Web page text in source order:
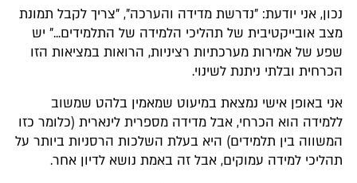
נכון, אני יודעת: "נדרשת מדידה והערכה", "צריך לקבל תמונת
מצב אובייקטיבית של תהליכי הלמידה של התלמידים..." יש
שפע של אמירות מערכתיות רציניות, הרואות במציאות הזו
הכרחית ובלתי ניתנת לשינוי.
אני באופן אישי נמצאת במיעוט שמאמין בלהט שמשוב
ללמידה הוא הכרחי, אבל מדידה מספרית לינארית (כלומר כזו
המשווה בין תלמידים) היא בעלת השלכות הרסניות ביותר על
תהליכי למידה עמוקים, אבל זה באמת נושא לדיון אחר.